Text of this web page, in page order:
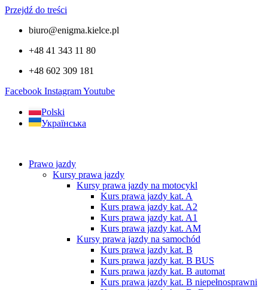
Przejdź do treści
biuro@enigma.kielce.pl
+48 41 343 11 80
+48 602 309 181
Facebook InstagramYoutube
Polski
Українська
Prawo jazdy
Kursy prawa jazdy
Kursy prawa jazdy na motocykl
Kurs prawa jazdy kat. A
Kurs prawa jazdy kat. A2
Kurs prawa jazdy kat. A1
Kurs prawa jazdy kat. AM
Kursy prawa jazdy na samochód
Kurs prawa jazdy kat. B
Kurs prawa jazdy kat. B BUS
Kurs prawa jazdy kat. B automat
Kurs prawa jazdy kat. B niepełnosprawni